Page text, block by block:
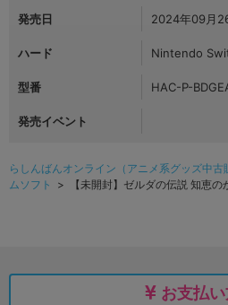
発売日 2024年09月
ハード Nintendo
型番 HAC-P-
発売イベント
らしんばんオンライン（アニメ系グッズ中古
ムソフト
> 【未開封】ゼルダの伝説 知恵の
お支払